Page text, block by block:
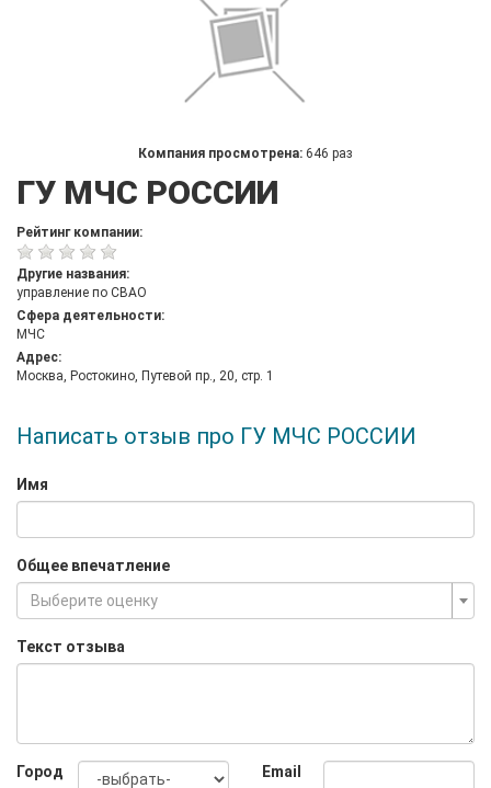
Компания просмотрена: 646 раз
ГУ МЧС РОССИИ
Рейтинг компании:
Другие названия:
управление по СВАО
Сфера деятельности:
МЧС
Адрес:
Москва, Ростокино, Путевой пр., 20, стр. 1
Написать отзыв про ГУ МЧС РОССИИ
Имя
Общее впечатление
Выберите оценку
Текст отзыва
Город Email